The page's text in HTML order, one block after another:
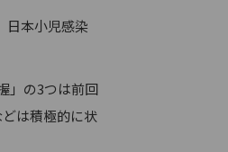
日本小児感染
」の3つは前回
は積極的に状